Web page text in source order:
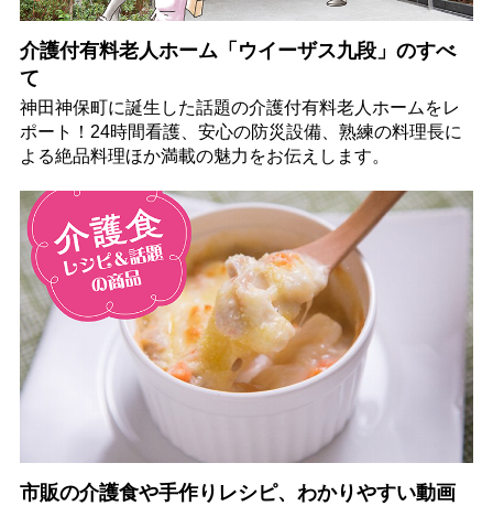
介護付有料老人ホーム「ウイーザス九段」のすべ
て
神田神保町に誕生した話題の介護付有料老人ホームをレ
ポート！24時間看護、安心の防災設備、熟練の料理長に
よる絶品料理ほか満載の魅力をお伝えします。
市販の介護食や手作りレシピ、わかりやすい動画